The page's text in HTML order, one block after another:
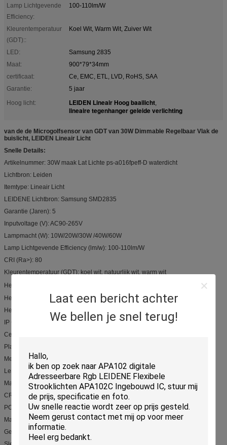
Laat een bericht achter
We bellen je snel terug!
Lamp Lichtgevende
Efficiency:
100-110lm/W
Kleurentemperatuur
(GDT)::
Koel Wit, Warm Wit, Zuiver Wit
LED:
Samsung 2835
Maat:
900*79*34mm
certificaat:
Ce, EMC, ETL, LVD, RoHS, SAA
Garantie:
5 jaar
Hoog licht:
LEIDEN Lineair Hoog baailicht,
lineaire tegenhanger geleide verlichting
van de de Microgolfsensor van GDT van 30W Dimmable Regelbaar Vlak de
buislicht, LEIDEN Lineair Licht
Snelle Details:
Artikelnummer: 30W maak Lat Lichte ps-a016fpeff-D waterdicht
Lichtbron: Leiden
Itemtype: Lineair Licht
LEIDENE Lichtbron: Samsung SMD2835
Garantie (Jaren): 5
Inputvoltage (V): AC90-265V
Lampmacht (W): 10W/20W/30W /40W/60W
Lamp Lichtgevende Efficiency (lm/w): 100-110lm/W
CRI (Ra>): 80
Kleurentemperatuur (GDT): koel wit, natuurlijk wit, warm wit
Het werk Temperatuur (℃): -30~+60°C
Het werk Leven (Uur): 50000
Het Materiaal van het lamplichaam: Aluminiumlegering
IP Classificatie: IP65
Certificatie: Ce, CQC, FCC, PSE, RoHS
Plaats van Oorsprong: Guangdong, China (Vasteland)
Merknaam: Phenson
Lengte: 300mm/600mm/1200mm /1500mm
Macht: 10W/20W/30W /40W/60W
CRI: >80Ra
PC-Dekking: Bebost
Materiaal: PC-huisvesting + PC-dekking + AL raad
Gebruik: Markt, bureau, school, fabriek etc.